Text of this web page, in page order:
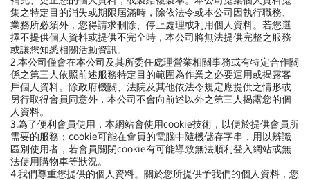
集之特定目的消失或期限屆滿時，除依法令或本公司因執行職務、
業務所必須外，您得請求刪除、停止處理或利用個人資料。若您選
擇不提供個人資料或提供不完全時，本公司將無法提供完整之服務
或讓您知悉相關活動資訊。
2.本公司僅會在本公司及其所委任處理營業相關事務或有特定合作關
係之第三人依照前述服務特定目的範圍為作業之必要運用或揭露客
戶個人資料。除政府機關、法院及其他依法令規定應提供之情形或
另行取得會員同意外，本公司不會向前述以外之第三人揭露您的個
人資料。
3.為了便利會員使用，本網站會使用cookie技術，以便於提供會員所
需要的服務；cookie可能在會員的電腦中隨機儲存字串，用以辨識
區別使用者，若會員關閉cookie有可能導致無法順利登入網站或無
法使用購物車等狀況。
4.我們尊重您提供的個人資料。關於您所提供予我們的個人資料， 您